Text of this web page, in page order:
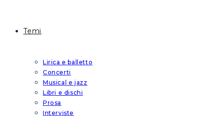
Temi
Lirica e balletto
Concerti
Musical e jazz
Libri e dischi
Prosa
Interviste